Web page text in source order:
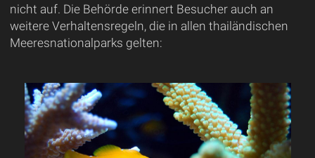
nicht auf. Die Behörde erinnert Besucher auch an
weitere Verhaltensregeln, die in allen thailändischen
Meeresnationalparks gelten: